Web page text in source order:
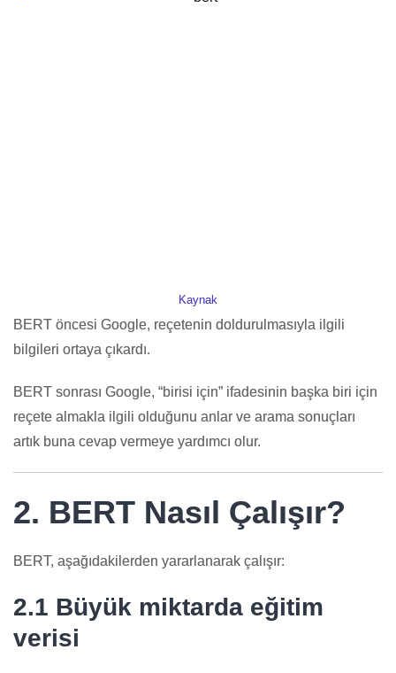
Kaynak
BERT öncesi Google, reçetenin doldurulmasıyla ilgili
bilgileri ortaya çıkardı.
BERT sonrası Google, “birisi için” ifadesinin başka biri için
reçete almakla ilgili olduğunu anlar ve arama sonuçları
artık buna cevap vermeye yardımcı olur.
2. BERT Nasıl Çalışır?
BERT, aşağıdakilerden yararlanarak çalışır:
2.1 Büyük miktarda eğitim
verisi